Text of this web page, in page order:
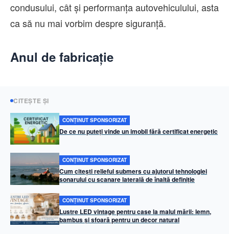
condusului, cât și performanța autovehiculului, asta
ca să nu mai vorbim despre siguranță.
Anul de fabricație
CITEȘTE ȘI
CONȚINUT SPONSORIZAT
De ce nu puteți vinde un imobil fără certificat energetic
CONȚINUT SPONSORIZAT
Cum citești relieful submers cu ajutorul tehnologiei
sonarului cu scanare laterală de înaltă definiție
CONȚINUT SPONSORIZAT
Lustre LED vintage pentru case la malul mării: lemn,
bambus și sfoară pentru un decor natural